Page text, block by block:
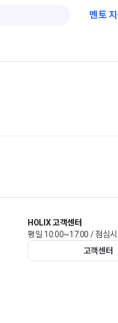
멘토 지
HOLIX 고객센터
평일 10:00~17:00 / 점심
고객센터